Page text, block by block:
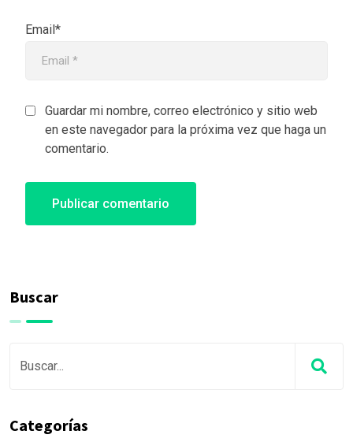
Email*
Guardar mi nombre, correo electrónico y sitio web
en este navegador para la próxima vez que haga un
comentario.
Buscar
Categorías